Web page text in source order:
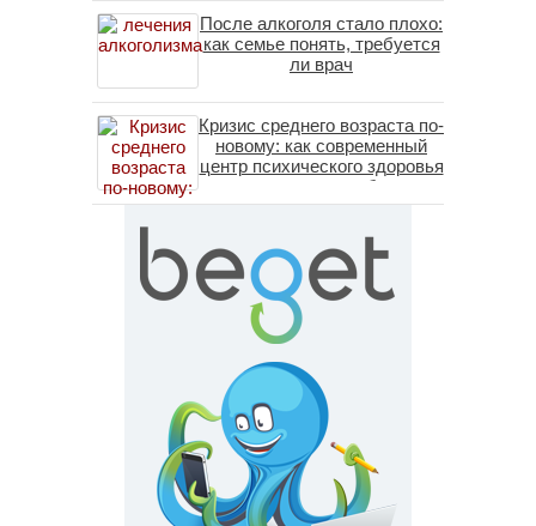
После алкоголя стало плохо:
как семье понять, требуется
ли врач
Кризис среднего возраста по-
новому: как современный
центр психического здоровья
помогает пересобрать
личность без таблеток